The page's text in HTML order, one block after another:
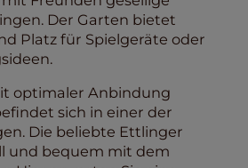
Der Garten bietet
Platz für Spielgeräte oder
optimaler Anbindung
sich in einer der
Die beliebte Ettlinger
und bequem mit dem